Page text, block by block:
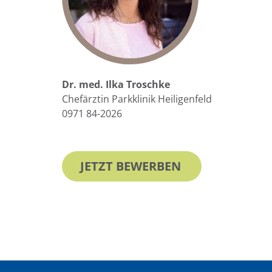
Dr. med. Ilka Troschke
Chefärztin Parkklinik Heiligenfeld
0971 84-2026
JETZT BEWERBEN